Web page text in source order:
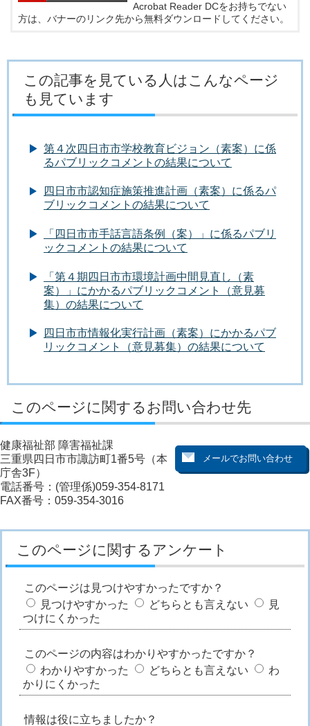
Acrobat Reader DCをお持ちでない
方は、バナーのリンク先から無料ダウンロードしてください。
この記事を見ている人はこんなページ
も見ています
第４次四日市市学校教育ビジョン（素案）に係
るパブリックコメントの結果について
四日市市認知症施策推進計画（素案）に係るパ
ブリックコメントの結果について
「四日市市手話言語条例（案）」に係るパブリ
ックコメントの結果について
「第４期四日市市環境計画中間見直し（素
案）」にかかるパブリックコメント（意見募
集）の結果について
四日市市情報化実行計画（素案）にかかるパブ
リックコメント（意見募集）の結果について
このページに関するお問い合わせ先
健康福祉部 障害福祉課
三重県四日市市諏訪町1番5号（本
庁舎3F）
電話番号：(管理係)059-354-8171
FAX番号：059-354-3016
このページに関するアンケート
このページは見つけやすかったですか？
見つけやすかった
どちらとも言えない
見
つけにくかった
このページの内容はわかりやすかったですか？
わかりやすかった
どちらとも言えない
わ
かりにくかった
情報は役に立ちましたか？